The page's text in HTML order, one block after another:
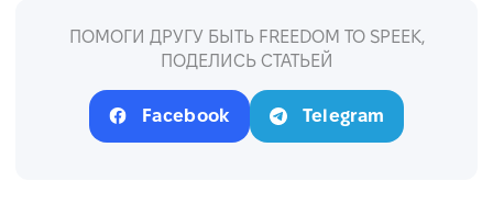
ПОМОГИ ДРУГУ БЫТЬ FREEDOM TO SPEEK,
ПОДЕЛИСЬ СТАТЬЕЙ
Facebook Telegram